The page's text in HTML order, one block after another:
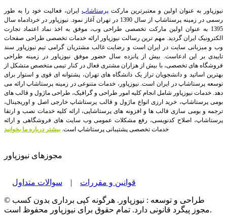
نیوزپاور به عنوان اولین و معتبرترین مارکت پرستاشاپ ایران، فعالیت خود را به طور
رسمی در زمینه پرستاشاپ از سال 1390 در تهران آغاز نمود. نیوزپاور در خردادماه سال
1395 به عنوان اولین مارکت تخصصی طراحی وب، موفق به اخذ نماد اعتماد تجارت
الکترونیک ایران گردید. مهم ترین رسالت نیوزپاور ارائه خدمات تخصصی طراحی صفحات
وب و میزبانی سایت در ایران است و رضایت غالب مشتریان گرامی تیم نیوزپاور سند
تاییدی بر این ادعاست. بیش از پانزده سال حضور موفق نیوزپاور در زمینه طراحی
فروشگاه های تخصصی، با بیش از هزاران مشتری فعال در کنار تیمی متخصص متشکل از
بهترین اساتید و دانشجویان تراز یک دانشگاه های تهران، پشتوانه ای قوی و استوار برای
توسعه پرستاشاپ در ایران است.نیوزپاور، خدمات متنوعی در زمینه پرستاشاپ ارائه می
دهد. خدمات نیوزپاور شامل انجام کلیه امور طراحی و گرافیک، طراحی ماژول و قالب های
بومی پرستاشاپ، خرید ارزی انواع ماژول و قالب پرستاشاپ خارجی اصل و اوریجینال،
ترجمه و بومی سازی قالب ها و افزونه های پرستاشاپی، ارائه کلیه خدمات نصب و ارتقا
پرستاشاپ، اصلاح کدنویسی، رفع مشکلات عمومی وب سایت های فروشگاهی و ارائه
خدمات تخصصی پشتیبانی پرستاشاپ است. بیشتر درباره ما بخوانید
مجوزهای نیوزپاور
قوانین و مقررات | سوالات متداول
© طراحی و توسعه : نیوزپاور. هرگونه کپی برداری بدون کسب
مجوز پیگرد قانونی دارد. تمام حقوق برای نیوزپاور محفوظ است.